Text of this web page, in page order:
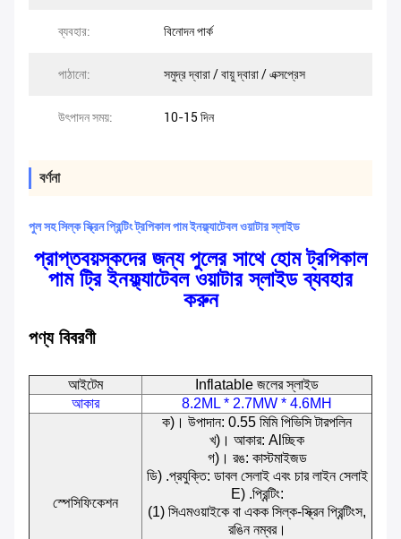
ব্যবহার: বিনোদন পার্ক
পাঠানো: সমুদ্র দ্বারা / বায়ু দ্বারা / এক্সপ্রেস
উৎপাদন সময়: 10-15 দিন
বর্ণনা
পুল সহ সিল্ক স্ক্রিন প্রিন্টিং ট্রপিকাল পাম ইনফ্ল্যাটেবল ওয়াটার স্লাইড
প্রাপ্তবয়স্কদের জন্য পুলের সাথে হোম ট্রপিকাল
পাম ট্রি ইনফ্ল্যাটেবল ওয়াটার স্লাইড ব্যবহার
করুন
পণ্য বিবরণী
আইটেম
Inflatable জলের স্লাইড
আকার
8.2ML * 2.7MW * 4.6MH
স্পেসিফিকেশন
ক)। উপাদান: 0.55 মিমি পিভিসি টারপলিন
খ)। আকার: Alচ্ছিক
গ)। রঙ: কাস্টমাইজড
ডি) .প্রযুক্তি: ডাবল সেলাই এবং চার লাইন সেলাই
E) .প্রিন্টিং:
(1) সিএমওয়াইকে বা একক সিল্ক-স্ক্রিন প্রিন্টিংস,
রঙিন নম্বর।